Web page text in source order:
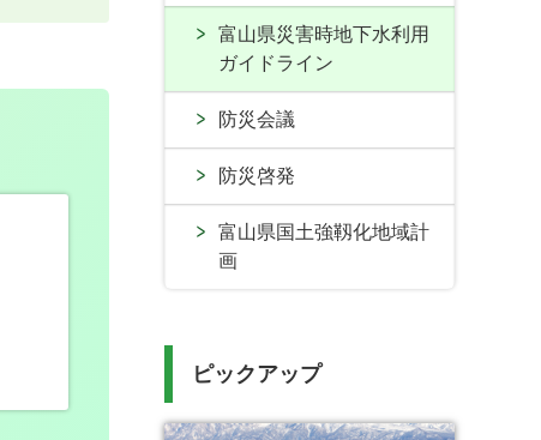
富山県災害時地下水利用
ガイドライン
防災会議
防災啓発
富山県国土強靱化地域計
画
ピックアップ